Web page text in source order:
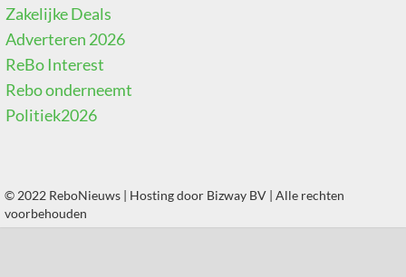
Zakelijke Deals
Adverteren 2026
ReBo Interest
Rebo onderneemt
Politiek2026
© 2022 ReboNieuws | Hosting door Bizway BV | Alle rechten
voorbehouden